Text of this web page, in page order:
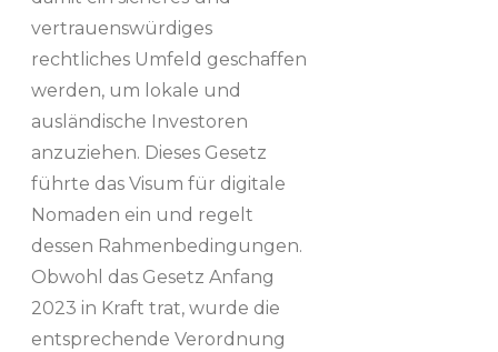
vertrauenswürdiges
rechtliches Umfeld geschaffen
werden, um lokale und
ausländische Investoren
anzuziehen. Dieses Gesetz
führte das Visum für digitale
Nomaden ein und regelt
dessen Rahmenbedingungen.
Obwohl das Gesetz Anfang
2023 in Kraft trat, wurde die
entsprechende Verordnung